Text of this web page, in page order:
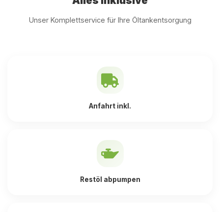
Unser Komplettservice für Ihre Öltankentsorgung
Anfahrt inkl.
Restöl abpumpen